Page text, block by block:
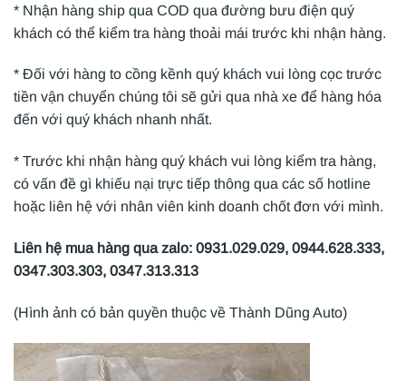
* Nhận hàng ship qua COD qua đường bưu điện quý
khách có thể kiểm tra hàng thoải mái trước khi nhận hàng.
* Đối với hàng to cồng kềnh quý khách vui lòng cọc trước
tiền vận chuyển chúng tôi sẽ gửi qua nhà xe để hàng hóa
đến với quý khách nhanh nhất.
* Trước khi nhận hàng quý khách vui lòng kiểm tra hàng,
có vấn đề gì khiếu nại trực tiếp thông qua các số hotline
hoặc liên hệ với nhân viên kinh doanh chốt đơn với mình.
Liên hệ mua hàng qua zalo: 0931.029.029, 0944.628.333,
0347.303.303, 0347.313.313
(Hình ảnh có bản quyền thuộc về Thành Dũng Auto)